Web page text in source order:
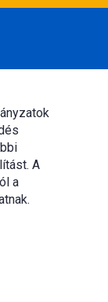
A
a